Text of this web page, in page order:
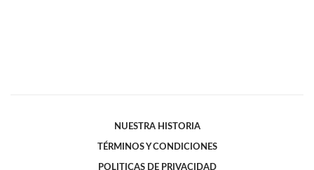
NUESTRA HISTORIA
TÉRMINOS Y CONDICIONES
POLITICAS DE PRIVACIDAD